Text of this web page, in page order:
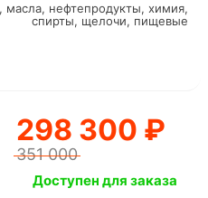
масла, нефтепродукты, химия,
спирты, щелочи, пищевые
298 300 ₽
351 000
Доступен для заказа